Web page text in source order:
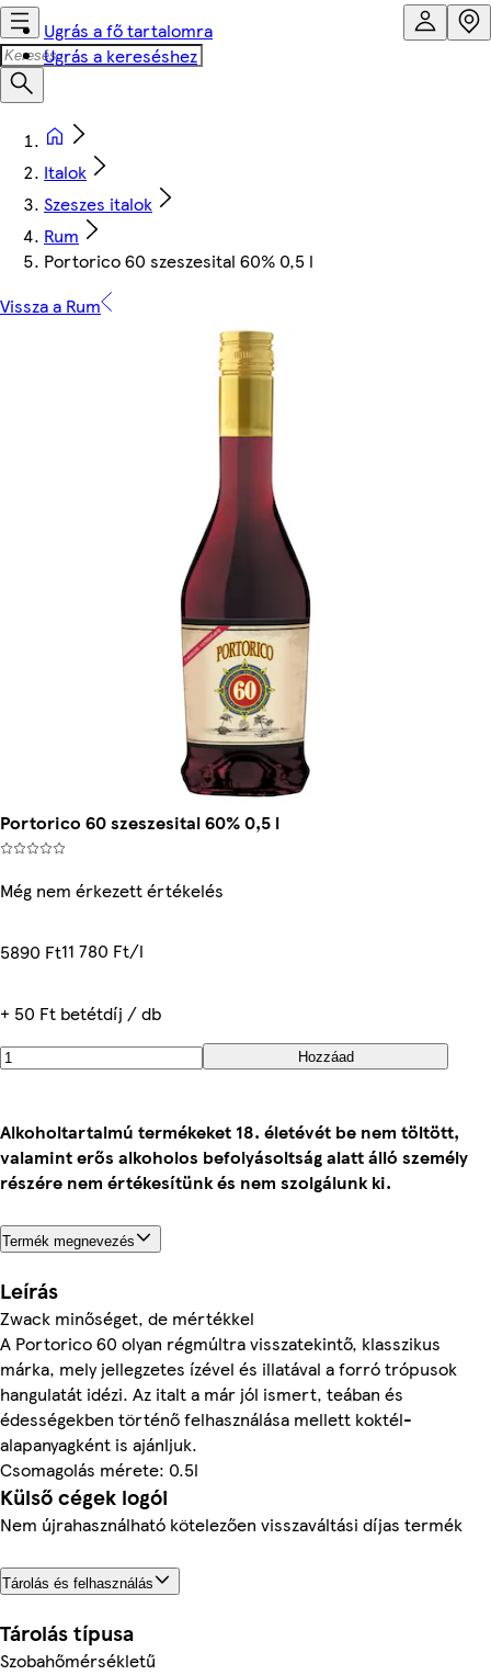
Ugrás a fő tartalomra
Ugrás a kereséshez
Italok
Szeszes italok
Rum
Portorico 60 szeszesital 60% 0,5 l
Vissza a Rum
Portorico 60 szeszesital 60% 0,5 l
Még nem érkezett értékelés
5890 Ft11 780 Ft/l
+ 50 Ft betétdíj / db
Hozzáad
Alkoholtartalmú termékeket 18. életévét be nem töltött,
valamint erős alkoholos befolyásoltság alatt álló személy
részére nem értékesítünk és nem szolgálunk ki.
Termék megnevezés
Leírás
Zwack minőséget, de mértékkel
A Portorico 60 olyan régmúltra visszatekintő, klasszikus
márka, mely jellegzetes ízével és illatával a forró trópusok
hangulatát idézi. Az italt a már jól ismert, teában és
édességekben történő felhasználása mellett koktél-
alapanyagként is ajánljuk.
Csomagolás mérete: 0.5l
Külső cégek logói
Nem újrahasználható kötelezően visszaváltási díjas termék
Tárolás és felhasználás
Tárolás típusa
Szobahőmérsékletű